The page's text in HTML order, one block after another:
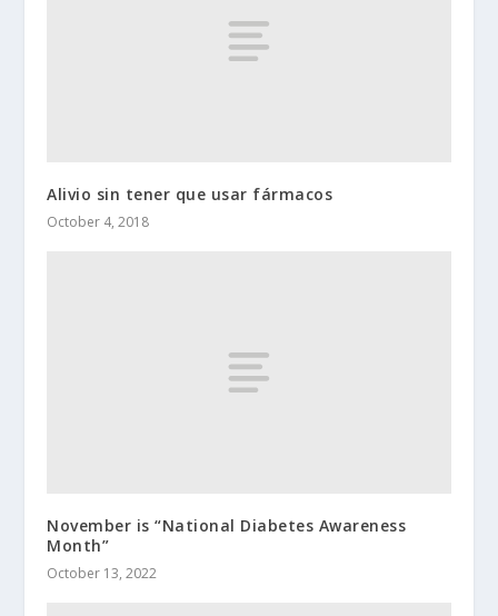
Alivio sin tener que usar fármacos
October 4, 2018
November is “National Diabetes Awareness
Month”
October 13, 2022